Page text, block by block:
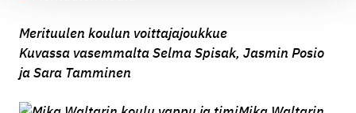
Merituulen koulun voittajajoukkue
Kuvassa vasemmalta Selma Spisak, Jasmin Posio
ja Sara Tamminen